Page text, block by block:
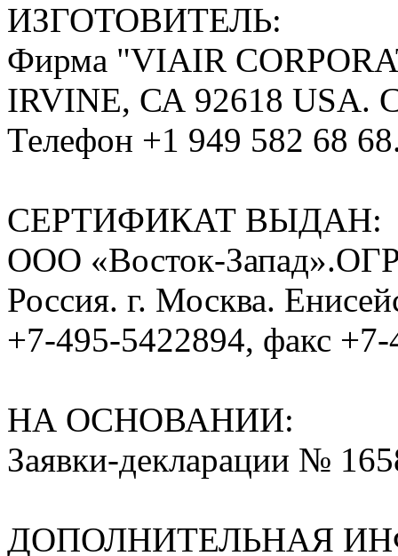
ИЗГОТОВИТЕЛЬ:
Фирма "VIAIR
IRVINE, СА 92618 USA.
Телефон +1 949 582 68
СЕРТИФИКАТ ВЫДАН:
ООО «Восток-
Россия. г. Москва.
+7-495-5422894, факс
НА ОСНОВАНИИ:
Заявки-декларации №
ДОПОЛНИТЕЛЬНАЯ